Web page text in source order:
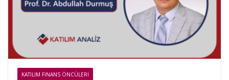
KATILIM FINANS ÖNCÜLERI